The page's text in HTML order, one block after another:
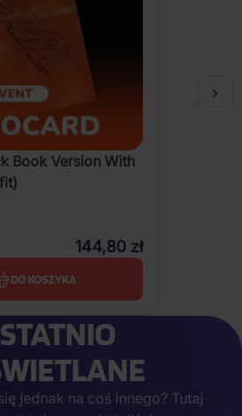
Book Version With
144,80 zł
DO KOSZYKA
jednak na coś innego? Tutaj